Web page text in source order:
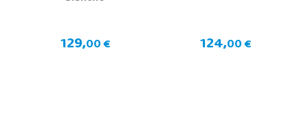
129,00 € 124,00 €